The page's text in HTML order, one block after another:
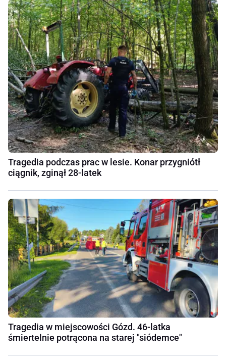
Tragedia podczas prac w lesie. Konar przygniótł
ciągnik, zginął 28-latek
Tragedia w miejscowości Gózd. 46-latka
śmiertelnie potrącona na starej "siódemce"